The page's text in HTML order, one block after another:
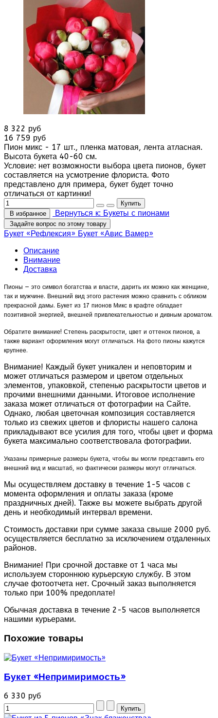
8 322 руб
16 759 руб
Пион микс - 17 шт., пленка матовая, лента атласная.
Высота букета 40-60 см.
Условие: нет возможности выбора цвета пионов, букет
составляется на усмотрение флориста. Фото
представлено для примера, букет будет точно
отличаться от картинки!
В избранное Вернуться к: Букеты с пионами
Задайте вопрос по этому товару
Букет «Рефлексия» Букет «Авис Вамер»
Описание
Внимание
Доставка
Пионы — это символ богатства и власти, дарить их можно как женщине,
так и мужчине. Внешний вид этого растения можно сравнить с обликом
прекрасной дамы. Букет из 17 пионов Микс в крафте обладает
позитивной энергией, внешней привлекательностью и дивным ароматом.
Обратите внимание! Степень раскрытости, цвет и оттенок пионов, а
также вариант оформления могут отличаться. На фото пионы кажутся
крупнее.
Внимание! Каждый букет уникален и неповторим и
может отличаться размером и цветом отдельных
элементов, упаковкой, степенью раскрытости цветов и
прочими внешними данными. Итоговое исполнение
заказа может отличаться от фотографии на Сайте.
Однако, любая цветочная композиция составляется
только из свежих цветов и флористы нашего салона
прикладывают все усилия для того, чтобы цвет и форма
букета максимально соответствовала фотографии.
Указаны примерные размеры букета, чтобы вы могли представить его
внешний вид и масштаб, но фактически размеры могут отличаться.
Мы осуществляем доставку в течение 1-5 часов с
момента оформления и оплаты заказа (кроме
праздничных дней). Также вы можете выбрать другой
день и необходимый интервал времени.
Стоимость доставки при сумме заказа свыше 2000 руб.
осуществляется бесплатно за исключением отдаленных
районов.
Внимание! При срочной доставке от 1 часа мы
используем стороннюю курьерскую службу. В этом
случае фотоотчета нет. Срочный заказ выполняется
только при 100% предоплате!
Обычная доставка в течение 2-5 часов выполняется
нашими курьерами.
Похожие товары
Букет «Непримиримость»
6 330 руб